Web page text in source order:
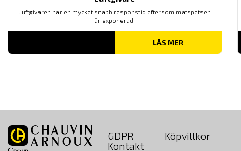
Luftgivaren har en mycket snabb responstid eftersom mätspetsen
är exponerad.
LÄS MER
GDPR Köpvillkor
Kontakt